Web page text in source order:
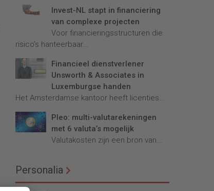
Invest-NL stapt in financiering
van complexe projecten
Voor financieringsstructuren die
risico’s hanteerbaar...
Financieel dienstverlener
Unsworth & Associates in
Luxemburgse handen
Het Amsterdamse kantoor heeft licenties...
Pleo: multi-valutarekeningen
met 6 valuta’s mogelijk
Valutakosten zijn een bron van...
Personalia